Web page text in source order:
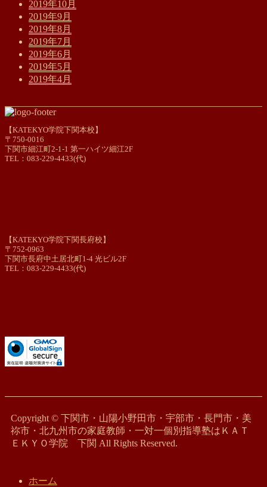
2019年10月
2019年9月
2019年8月
2019年7月
2019年6月
2019年5月
2019年4月
【KATEKYO学院下関本校】
〒750-0016
下関市細江町2-1-1 第一ハイツ細江2F
TEL：083-229-4433(代)
【KATEKYO学院下関長府校】
〒752-0963
下関市長府中土居北町1-4 光ビル2F
TEL：083-229-4433(代)
Copyright © 下関市・山陽小野田市・宇部市・長門市・美
祢市・北九州市の家庭教師・一対一個別指導塾はＫＡＴ
ＥＫＹＯ学院 下関 All Rights Reserved.
ホーム